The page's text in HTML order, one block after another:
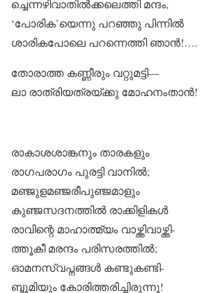
ച്ചെന്നഴിവാതിൽക്കലെത്തി മന്ദം,
‘പോരിക’യെന്നു പറഞ്ഞു പിന്നിൽ
ശാരികപോലെ പറന്നെത്തി ഞാൻ!….
തോരാത്ത കണ്ണീരും വറ്റുമട്ടി—
ലാ രാത്രിയത്രയ്ക്കു മോഹനംതാൻ!
രാകാശശാങ്കനും താരകളും
രാഗപരാഗം പുരട്ടി വാനിൽ;
മഞ്ജുളമഞ്ജരീപുഞ്ജമാളും
കുഞ്ജസദനത്തിൽ രാക്കിളികൾ
രാവിന്റെ മാഹാത്മ്യം വാഴ്ത്തിവാഴ്ത്തി-
ത്തൂകീ മരന്ദം പരിസരത്തിൽ;
ഓമനസ്വപ്നങ്ങൾ കണ്ടുകണ്ടി-
ബ്ഭൂമിയും കോരിത്തരിച്ചിരുന്നൂ!